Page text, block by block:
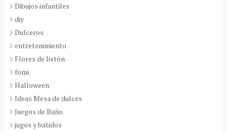
Dibujos infantiles
diy
Dulceros
entretenimiento
Flores de listón
fomi
Halloween
Ideas Mesa de dulces
Juegos de Baño
jugos y batidos